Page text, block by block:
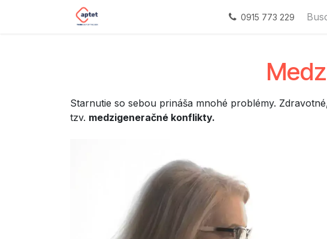
Naše služby
0915 773 229
Starnutie so sebou prináša mnohé problémy.
tzv. medzigeneračné konflikty.